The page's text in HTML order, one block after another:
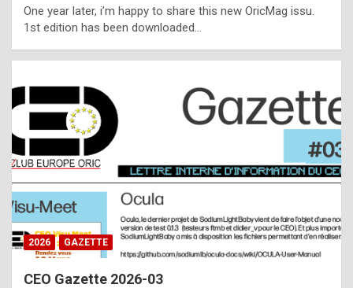
l
t
t
s
t
a
s
i
One year later, i’m happy to share this new OricMag issu.
1st edition has been downloaded…
2026 GAZETTE
CEO Gazette 2026-03